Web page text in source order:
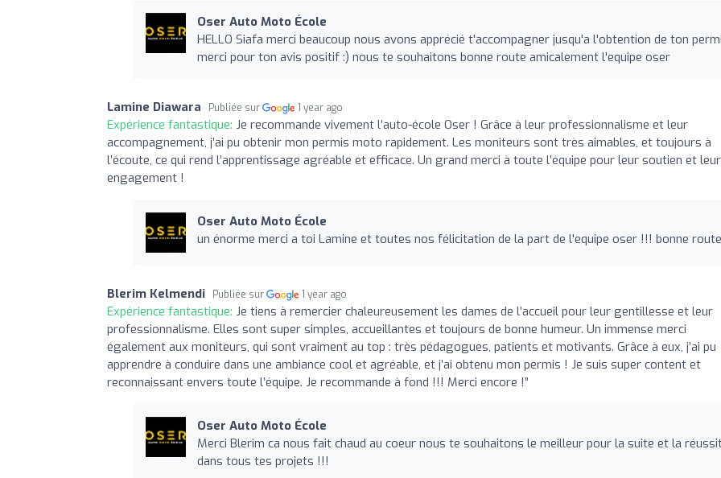
Oser Auto Moto École
HELLO Siafa merci beaucoup nous avons apprécié t'accompagner jusqu'a l'obtention de ton
merci pour ton avis positif :) nous te souhaitons bonne route amicalement l'equipe oser
Lamine Diawara Publiée sur 1 year ago
Expérience fantastique: Je recommande vivement l’auto-école Oser ! Grâce à leur professionnalisme et leur
accompagnement, j’ai pu obtenir mon permis moto rapidement. Les moniteurs sont très aimables, et toujours à
l’écoute, ce qui rend l’apprentissage agréable et efficace. Un grand merci à toute l’équipe pour leur soutien et leur
engagement !
Oser Auto Moto École
un énorme merci a toi Lamine et toutes nos félicitation de la part de l'equipe oser !!! bonne route
Blerim Kelmendi Publiée sur 1 year ago
Expérience fantastique: Je tiens à remercier chaleureusement les dames de l’accueil pour leur gentillesse et leur
professionnalisme. Elles sont super simples, accueillantes et toujours de bonne humeur. Un immense merci
également aux moniteurs, qui sont vraiment au top : très pédagogues, patients et motivants. Grâce à eux, j’ai pu
apprendre à conduire dans une ambiance cool et agréable, et j’ai obtenu mon permis ! Je suis super content et
reconnaissant envers toute l’équipe. Je recommande à fond !!! Merci encore !”
Oser Auto Moto École
Merci Blerim ca nous fait chaud au coeur nous te souhaitons le meilleur pour la suite et la
dans tous tes projets !!!